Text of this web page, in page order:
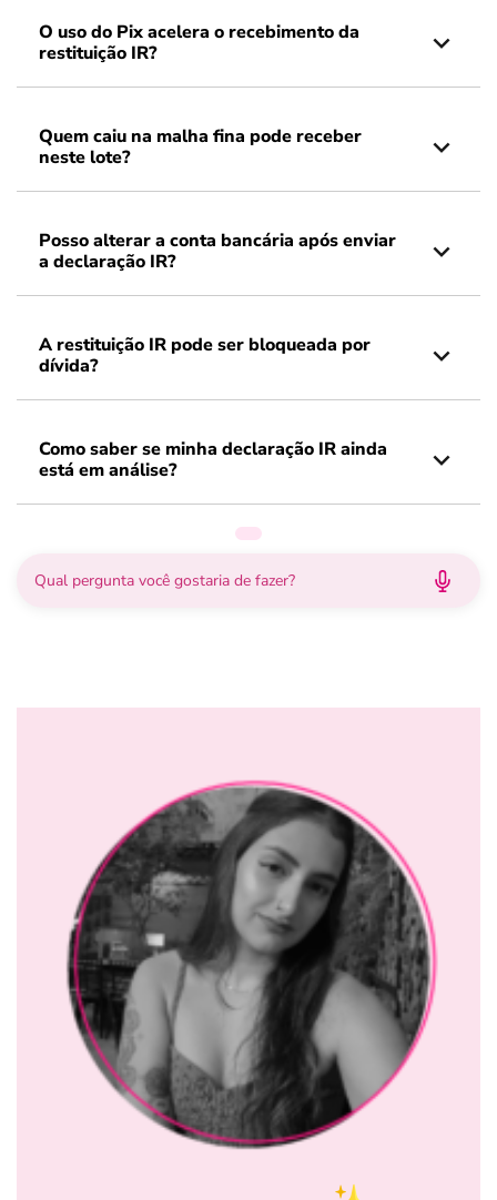
O uso do Pix acelera o recebimento da
restituição IR?
Quem caiu na malha fina pode receber
neste lote?
Posso alterar a conta bancária após enviar
a declaração IR?
A restituição IR pode ser bloqueada por
dívida?
Como saber se minha declaração IR ainda
está em análise?